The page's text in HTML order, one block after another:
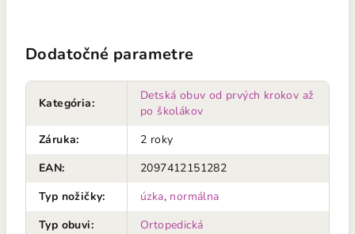
Dodatočné parametre
Kategória:
Detská obuv od prvých krokov až
po školákov
Záruka:
2 roky
EAN:
2097412151282
Typ nožičky: úzka, normálna
Typ obuvi:
Ortopedická